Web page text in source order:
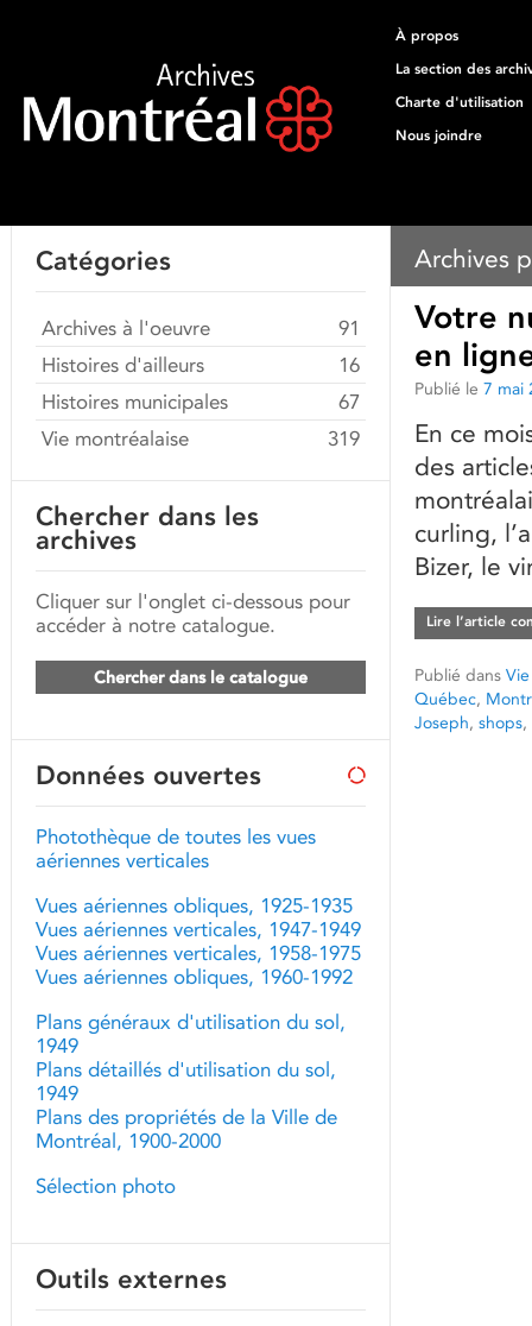
À propos
La section des
Charte d'utilisation
Nous joindre
Archives
Votre
en
Publié le 7 mai
En ce
des
curling,
Bizer, le
Lire l’article
Publié dans
Québec,
Joseph, shops,
Catégories
Archives à l'oeuvre
91
Histoires d'ailleurs
16
Histoires municipales
67
Vie montréalaise
319
Chercher dans les
archives
Cliquer sur l'onglet ci-dessous pour
accéder à notre catalogue.
Chercher dans le catalogue
Données ouvertes
Photothèque de toutes les vues
aériennes verticales
Vues aériennes obliques, 1925-1935
Vues aériennes verticales, 1947-1949
Vues aériennes verticales, 1958-1975
Vues aériennes obliques, 1960-1992
Plans généraux d'utilisation du sol,
1949
Plans détaillés d'utilisation du sol,
1949
Plans des propriétés de la Ville de
Montréal, 1900-2000
Sélection photo
Outils externes